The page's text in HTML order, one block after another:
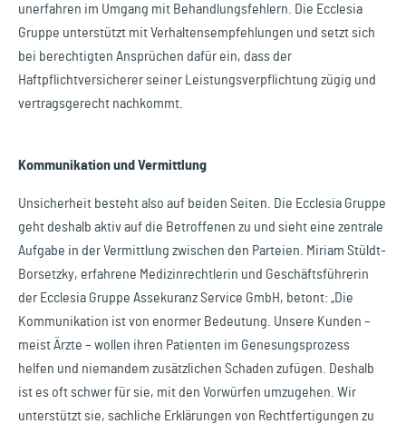
unerfahren im Umgang mit Behandlungsfehlern. Die Ecclesia
Gruppe unterstützt mit Verhaltensempfehlungen und setzt sich
bei berechtigten Ansprüchen dafür ein, dass der
Haftpflichtversicherer seiner Leistungsverpflichtung zügig und
vertragsgerecht nachkommt.
Kommunikation und Vermittlung
Unsicherheit besteht also auf beiden Seiten. Die Ecclesia Gruppe
geht deshalb aktiv auf die Betroffenen zu und sieht eine zentrale
Aufgabe in der Vermittlung zwischen den Parteien. Miriam Stüldt-
Borsetzky, erfahrene Medizinrechtlerin und Geschäftsführerin
der Ecclesia Gruppe Assekuranz Service GmbH, betont: „Die
Kommunikation ist von enormer Bedeutung. Unsere Kunden –
meist Ärzte – wollen ihren Patienten im Genesungsprozess
helfen und niemandem zusätzlichen Schaden zufügen. Deshalb
ist es oft schwer für sie, mit den Vorwürfen umzugehen. Wir
unterstützt sie, sachliche Erklärungen von Rechtfertigungen zu